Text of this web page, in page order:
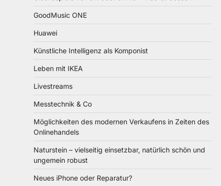
GoodMusic ONE
Huawei
Künstliche Intelligenz als Komponist
Leben mit IKEA
Livestreams
Messtechnik & Co
Möglichkeiten des modernen Verkaufens in Zeiten des
Onlinehandels
Naturstein – vielseitig einsetzbar, natürlich schön und
ungemein robust
Neues iPhone oder Reparatur?